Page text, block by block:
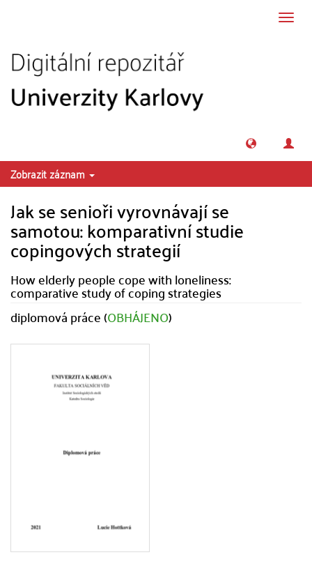
Zobrazit záznam
Jak se senioři vyrovnávají se
samotou: komparativní studie
copingových strategií
How elderly people cope with loneliness:
comparative study of coping strategies
diplomová práce (OBHÁJENO)